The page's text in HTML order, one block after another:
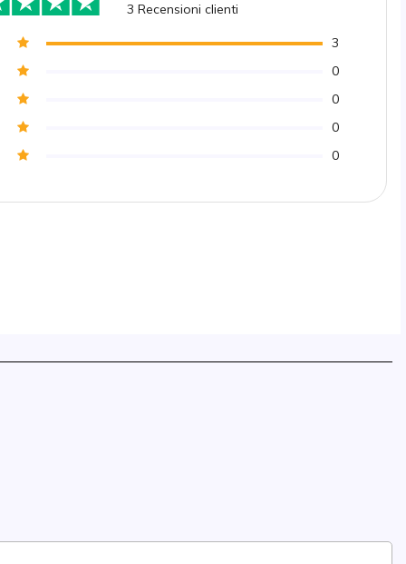
3 Recensioni clienti
3
0
0
0
0